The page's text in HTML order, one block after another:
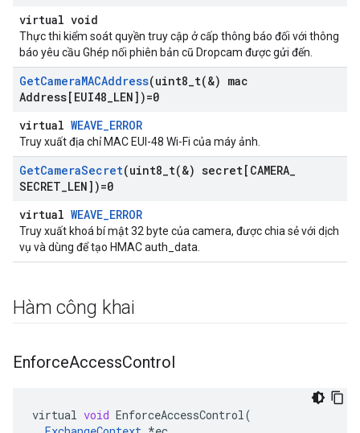
virtual void
Thực thi kiểm soát quyền truy cập ở cấp thông báo đối với thông
báo yêu cầu Ghép nối phiên bản cũ Dropcam được gửi đến.
GetCameraMACAddress(uint8_t(&) mac
Address[EUI48 LEN])=0
virtual WEAVE_ERROR
Truy xuất địa chỉ MAC EUI-48 Wi-Fi của máy ảnh.
GetCameraSecret(uint8_t(&) secret[CAMERA
SECRET LEN])=0
virtual WEAVE_ERROR
Truy xuất khoá bí mật 32 byte của camera, được chia sẻ với dịch
vụ và dùng để tạo HMAC auth_data.
Hàm công khai
EnforceAccessControl
virtual void EnforceAccessControl(